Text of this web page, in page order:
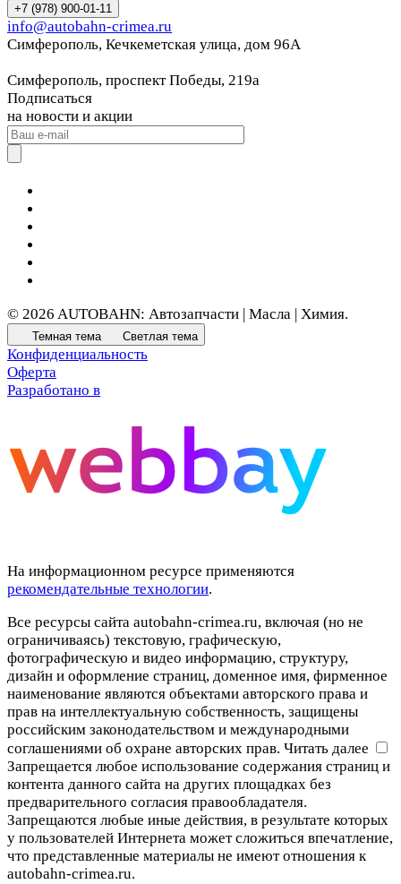
+7 (978) 900-01-11
info@autobahn-crimea.ru
Симферополь, Кечкеметская улица, дом 96А
Симферополь, проспект Победы, 219а
Подписаться
на новости и акции
© 2026 AUTOBAHN: Автозапчасти | Масла | Химия.
Темная тема Светлая тема
Конфиденциальность
Оферта
Разработано в
На информационном ресурсе применяются
рекомендательные технологии.
Все ресурсы сайта autobahn-crimea.ru, включая (но не
ограничиваясь) текстовую, графическую,
фотографическую и видео информацию, структуру,
дизайн и оформление страниц, доменное имя, фирменное
наименование являются объектами авторского права и
прав на интеллектуальную собственность, защищены
российским законодательством и международными
соглашениями об охране авторских прав. Читать далее
Запрещается любое использование содержания страниц и
контента данного сайта на других площадках без
предварительного согласия правообладателя.
Запрещаются любые иные действия, в результате которых
у пользователей Интернета может сложиться впечатление,
что представленные материалы не имеют отношения к
autobahn-crimea.ru.